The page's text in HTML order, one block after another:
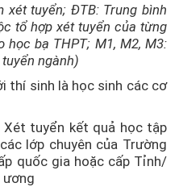
ĐTB: Trung bình
tổ hợp xét tuyển của từng
học bạ THPT; M1, M2, M3:
ngành)
sinh là học sinh các cơ
Xét tuyển kết quả học tập
lớp chuyên của Trường
quốc gia hoặc cấp Tỉnh/
ương